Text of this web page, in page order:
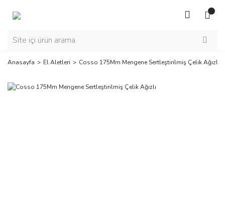
Anasayfa El Aletleri Cosso 175Mm Mengene Sertleştirilmiş Çelik Ağızlı